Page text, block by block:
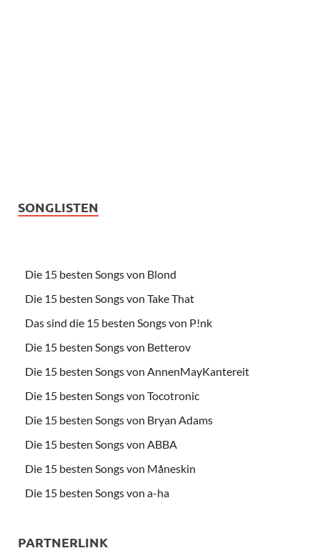
SONGLISTEN
Die 15 besten Songs von Blond
Die 15 besten Songs von Take That
Das sind die 15 besten Songs von P!nk
Die 15 besten Songs von Betterov
Die 15 besten Songs von AnnenMayKantereit
Die 15 besten Songs von Tocotronic
Die 15 besten Songs von Bryan Adams
Die 15 besten Songs von ABBA
Die 15 besten Songs von Måneskin
Die 15 besten Songs von a-ha
PARTNERLINK